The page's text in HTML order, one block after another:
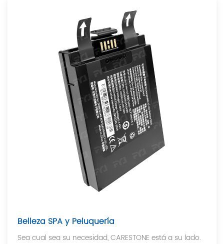
Belleza SPA y Peluquería
Sea cual sea su necesidad, CARESTONE está a su lado.